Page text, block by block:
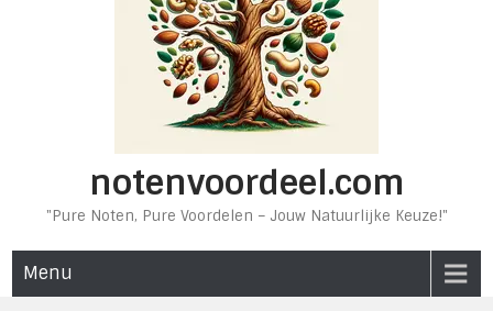
notenvoordeel.com
"Pure Noten, Pure Voordelen – Jouw Natuurlijke Keuze!"
Menu